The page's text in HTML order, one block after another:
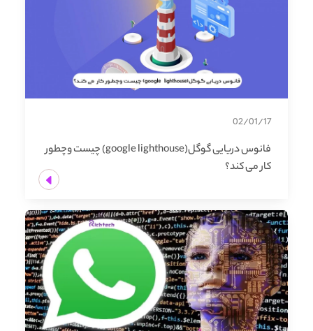
02/01/17
فانوس دریایی گوگل(google lighthouse) چیست وچطور
کار می کند؟